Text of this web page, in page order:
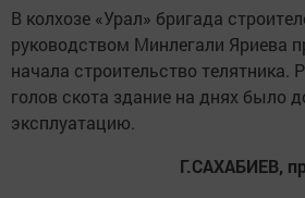
В колхозе «Урал» бригада
руководством Минлегали Яриева
начала строительство телятника.
голов скота здание на днях было
эксплуатацию.
Г.САХАБИЕВ,